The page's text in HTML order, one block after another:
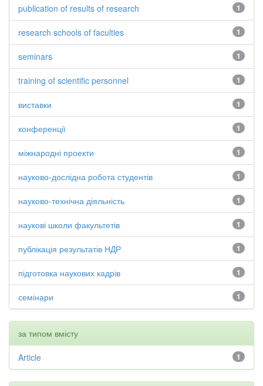
1
publication of results of research
1
research schools of faculties
1
seminars
1
training of scientific personnel
1
виставки
1
конференції
1
міжнародні проекти
1
науково-дослідна робота студентів
1
науково-технічна діяльність
1
наукові школи факультетів
1
публікація результатів НДР
1
підготовка наукових кадрів
1
семінари
за типом вмісту
1
Article